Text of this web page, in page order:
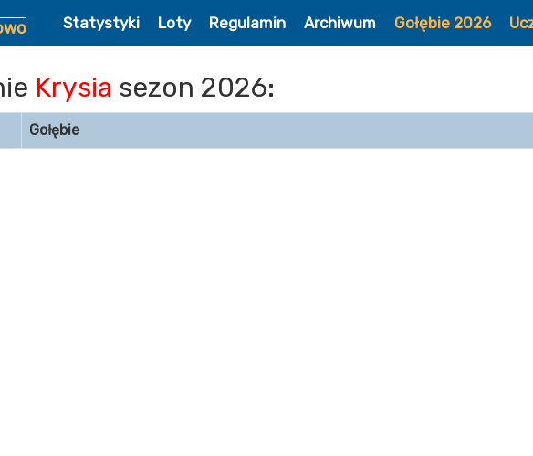
Statystyki Loty Regulamin Archiwum Gołębie 2026
Krysia sezon 2026:
Gołębie